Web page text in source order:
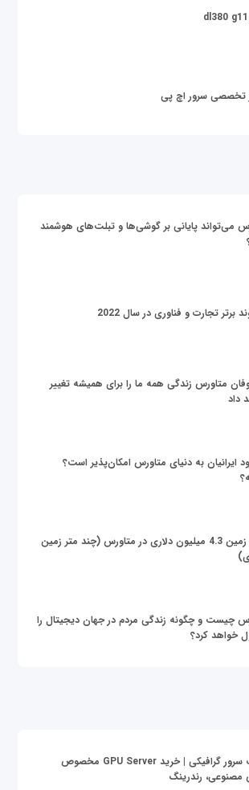
تخصصی سرور اچ پی
می‌تواند پایانی بر گوشی‌ها و تبلت‌های هوشمند
متاورس زندگی همه ما را برای همیشه تغییر
داد
ایرانیان به دنیای متاورس امکان‌پذیر است؟
خرید زمین 4.3 میلیون دلاری در متاورس (چند متر زمین
چیست و چگونه زندگی مردم در جهان دیجیتال را
خواهد کرد؟
قیمت سرور گرافیکی | خرید GPU Server مخصوص
رندرینگ